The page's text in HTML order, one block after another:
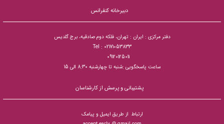
دبیرخانه کنفرانس
دفتر مرکزی : ایران : تهران، فلکه دوم صادقیه، برج گلدیس
Tel : 02171053833
09120125011
ساعت پاسخگویی :شنبه تا چهارشنبه 8:30 الی 15
پشتیبانی و پرسش از کارشناسان
ارتباط از طریق ایمیل و پیامک